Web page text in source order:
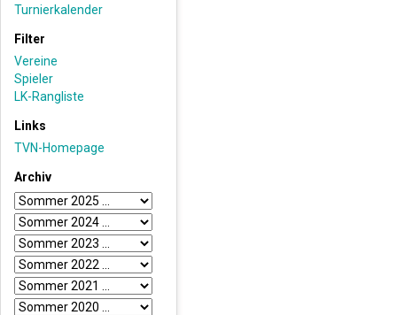
Turnierkalender
Filter
Vereine
Spieler
LK-Rangliste
Links
TVN-Homepage
Archiv